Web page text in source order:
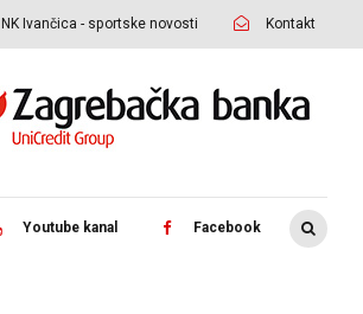
NK Ivančica - sportske novosti Kontakt
Youtube kanal Facebook